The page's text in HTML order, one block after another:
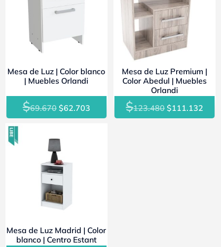
Mesa de Luz | Color blanco
| Muebles Orlandi
$69.670 El
precio
era:
$69.670.
$62.703El
precio
Mesa de Luz Premium |
Color Abedul | Muebles
Orlandi
$123.480 El
precio
$111.132
Mesa de Luz Madrid | Color
blanco | Centro Estant